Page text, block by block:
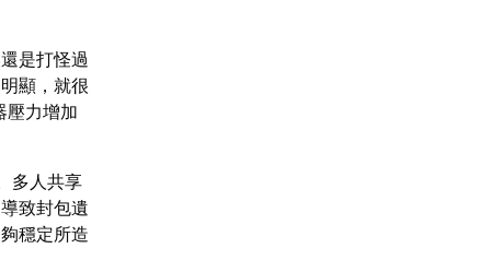
是打怪過
顯，就很
壓力增加
多人共享
致封包遺
穩定所造